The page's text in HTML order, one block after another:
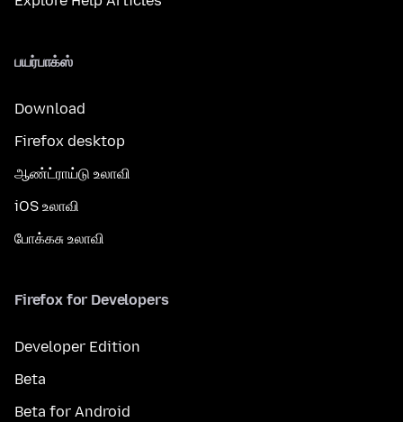
பயர்பாக்ஸ்
Download
Firefox desktop
ஆண்ட்ராய்டு உலாவி
iOS உலாவி
போக்கசு உலாவி
Firefox for Developers
Developer Edition
Beta
Beta for Android